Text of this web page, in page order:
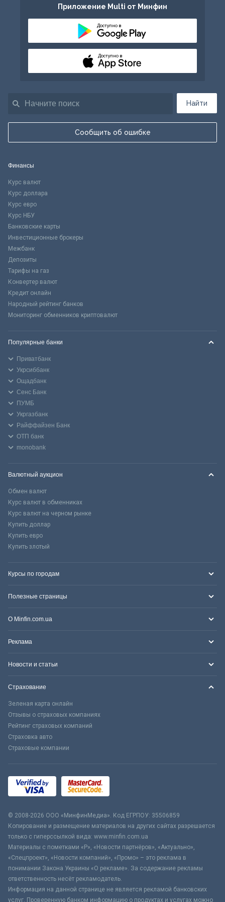
Найти
Сообщить об ошибке
Приложение Multi от Минфин
Доступно в
Доступно в
Финансы
Курс валют
Курс доллара
Курс евро
Курс НБУ
Банковские карты
Инвестиционные брокеры
Межбанк
Депозиты
Тарифы на газ
Конвертер валют
Кредит онлайн
Народный рейтинг банков
Мониторинг обменников криптовалют
Популярные банки
Приватбанк
Укрсиббанк
Ощадбанк
Сенс Банк
ПУМБ
Укргазбанк
Райффайзен Банк
ОТП банк
monobank
Валютный аукцион
Обмен валют
Курс валют в обменниках
Курс валют на черном рынке
Купить доллар
Купить евро
Купить злотый
Курсы по городам
Полезные страницы
О Minfin.com.ua
Реклама
Новости и статьи
Страхование
Зеленая карта онлайн
Отзывы о страховых компаниях
Рейтинг страховых компаний
Страховка авто
Страховые компании
© 2008-2026 ООО «МинфинМедиа». Код ЕГРПОУ: 35506859
Копирование и размещение материалов на других сайтах разрешается
только с гиперссылкой вида: www.minfin.com.ua
Материалы с пометками «Р», «Новости партнёров», «Актуально»,
«Спецпроект», «Новости компаний», «Промо» – это реклама в
понимании Закона Украины «О рекламе». За содержание рекламы
ответственность несёт рекламодатель.
Информация на данной странице не является рекламой банковских
услуг. Проверенную банком информацию о продуктах и услугах можно